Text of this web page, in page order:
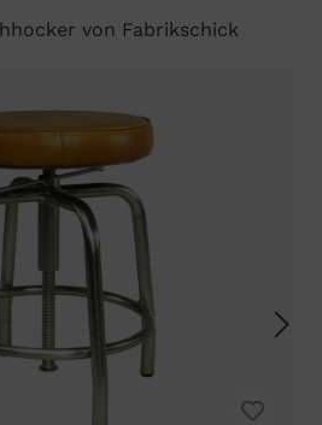
von Fabrikschick